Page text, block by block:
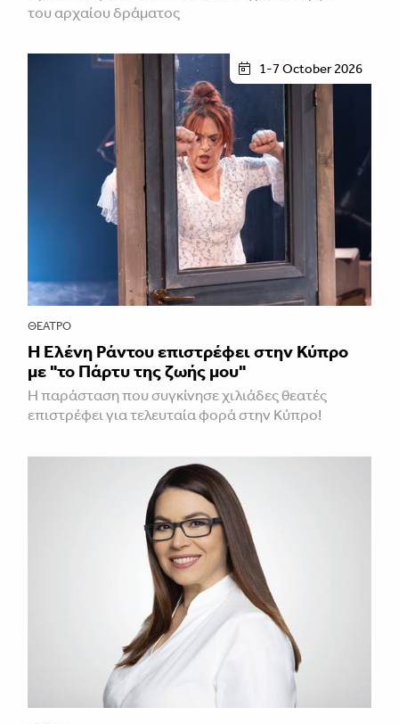
του αρχαίου δράματος
1-7 October 2026
ΘΈΑΤΡΟ
H Ελένη Ράντου επιστρέφει στην Κύπρο
με "το Πάρτυ της ζωής μου"
Η παράσταση που συγκίνησε χιλιάδες θεατές
επιστρέφει για τελευταία φορά στην Κύπρο!